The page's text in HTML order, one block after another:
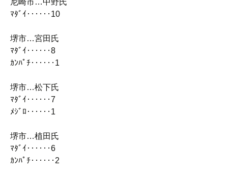
ﾏﾀﾞｲ‥‥‥10
堺市…宮田氏
ﾏﾀﾞｲ‥‥‥8
ｶﾝﾊﾟﾁ‥‥‥1
堺市…松下氏
ﾏﾀﾞｲ‥‥‥7
ﾒｼﾞﾛ‥‥‥1
堺市…植田氏
ﾏﾀﾞｲ‥‥‥6
ｶﾝﾊﾟﾁ‥‥‥2